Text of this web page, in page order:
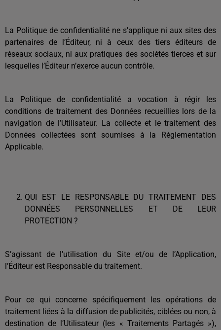
La Politique de confidentialité ne s’applique ni aux sites des
partenaires de l’Éditeur, ni à ceux des tiers éditeurs de
réseaux sociaux, ni aux pratiques des sociétés tierces et sur
lesquelles l’Éditeur n’exerce aucun contrôle.
La Politique de confidentialité a vocation à régir les
conditions de traitement des Données recueillies lors de la
navigation de l’Utilisateur. La collecte et le traitement des
Données collectées sont soumises à la Règlementation
Applicable.
QUI EST LE RESPONSABLE DU TRAITEMENT DES
DONNÉES PERSONNELLES ET DE LEUR
PROTECTION ?
S’agissant de l’utilisation du Site et/ou de l’Application,
l’Éditeur est Responsable du traitement.
Pour ce qui concerne spécifiquement les opérations de
traitement liées à la diffusion de publicités, ciblées ou non, à
destination de l’Utilisateur (les « Traitements Partagés »),